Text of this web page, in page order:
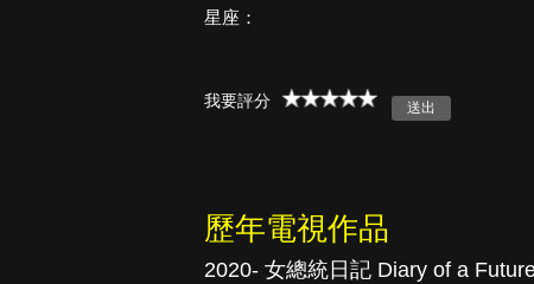
星座：
我要評分
歷年電視作品
2020- 女總統日記 Diary of a